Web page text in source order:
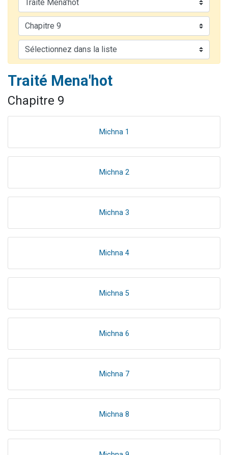
2 personnes viennent de faire un don pour Reloger Rivka, 6 enfants, victime de violences...
10 personnes viennent de demander une bénédiction
Il reste 49 places pour étudier en groupe sur Zoom
Traité Mena'hot
Chapitre 9
Michna 1
Michna 2
Michna 3
Michna 4
Michna 5
Michna 6
Michna 7
Michna 8